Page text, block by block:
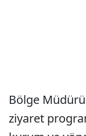
Bölge
ziyaret